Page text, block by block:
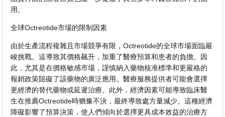
用。
全球Octreotide市場的限制因素
由於生產流程複雜且市場競爭有限，Octreotide的全球市場面臨嚴
峻挑戰。這導致其價格飆升，加重了醫療預算和患者的負擔。因
此，尤其是在價格敏感市場，謹慎納入藥物核准標準和更嚴格的
報銷政策阻礙了該藥物的廣泛應用。醫療服務提供者可能會選擇
更經濟的替代藥物或延遲治療。此外，經濟因素可能導致臨床醫
生在推薦Octreotide時猶豫不決，最終導致處方量減少。這種經濟
障礙影響了預算決策，使人們傾向於選擇更具成本效益的治療方